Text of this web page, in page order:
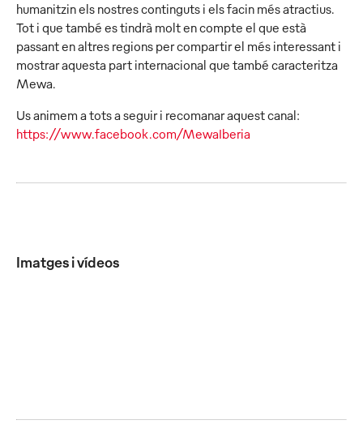
humanitzin els nostres continguts i els facin més atractius.
Tot i que també es tindrà molt en compte el que està
passant en altres regions per compartir el més interessant i
mostrar aquesta part internacional que també caracteritza
Mewa.
Us animem a tots a seguir i recomanar aquest canal:
https://www.facebook.com/MewaIberia
Imatges i vídeos